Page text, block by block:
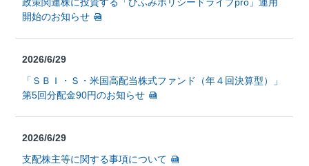
開始のお知らせ
2026/6/29
「ＳＢＩ・Ｓ・米国高配当株式ファンド（年４回決算型）」
第5回分配金90円のお知らせ
2026/6/29
支配株主等に関する事項について